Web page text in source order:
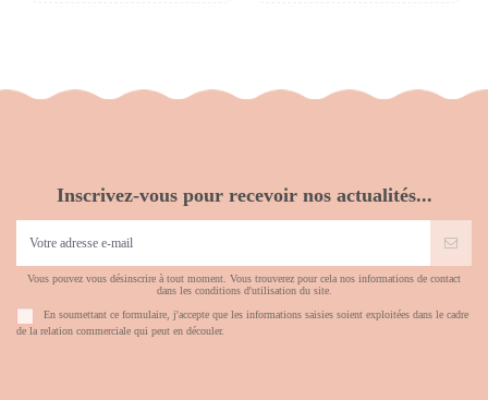
Inscrivez-vous pour recevoir nos actualités...
Vous pouvez vous désinscrire à tout moment. Vous trouverez pour cela nos informations de contact
dans les conditions d'utilisation du site.
En soumettant ce formulaire, j'accepte que les informations saisies soient exploitées dans le cadre
de la relation commerciale qui peut en découler.